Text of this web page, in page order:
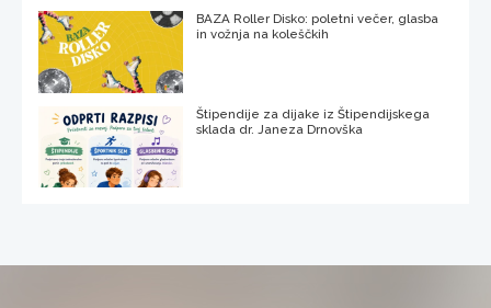
BAZA Roller Disko: poletni večer, glasba
in vožnja na koleščkih
Štipendije za dijake iz Štipendijskega
sklada dr. Janeza Drnovška